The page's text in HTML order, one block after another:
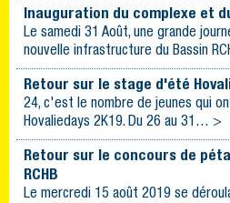
Inauguration du complexe et
Le samedi 31 Août, une grande
nouvelle infrastructure du Bassin
Retour sur le stage d'été
24, c'est le nombre de jeunes qui
Hovaliedays 2K19. Du 26 au 31… >
Retour sur le concours de
RCHB
Le mercredi 15 août 2019 se